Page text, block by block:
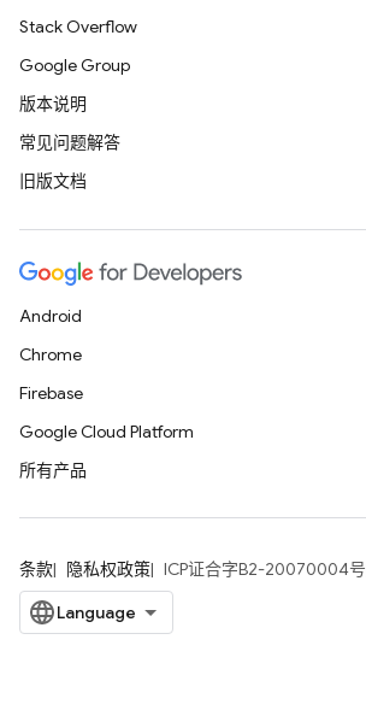
Stack Overflow
Google Group
版本说明
常见问题解答
旧版文档
Android
Chrome
Firebase
Google Cloud Platform
所有产品
条款 隐私权政策 ICP证合字B2-20070004号